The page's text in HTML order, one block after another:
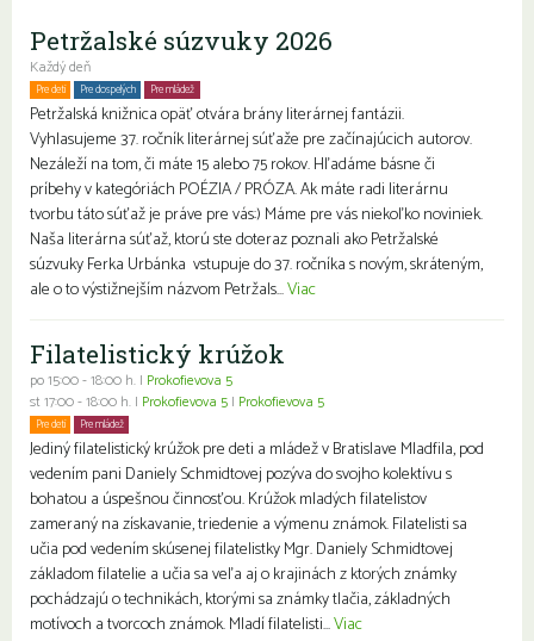
Petržalské súzvuky 2026
Každý deň
Pre deti Pre dospelých Pre mládež
Petržalská knižnica opäť otvára brány literárnej fantázii.
Vyhlasujeme 37. ročník literárnej súťaže pre začínajúcich autorov.
Nezáleží na tom, či máte 15 alebo 75 rokov. Hľadáme básne či
príbehy v kategóriách POÉZIA / PRÓZA. Ak máte radi literárnu
tvorbu táto súťaž je práve pre vás:) Máme pre vás niekoľko noviniek.
Naša literárna súťaž, ktorú ste doteraz poznali ako Petržalské
súzvuky Ferka Urbánka vstupuje do 37. ročníka s novým, skráteným,
ale o to výstižnejším názvom Petržals...Viac
Filatelistický krúžok
po 15:00 - 18:00 h. | Prokofievova 5
st 17:00 - 18:00 h. | Prokofievova 5 | Prokofievova 5
Pre deti Pre mládež
Jediný filatelistický krúžok pre deti a mládež v Bratislave Mladfila, pod
vedením pani Daniely Schmidtovej pozýva do svojho kolektívu s
bohatou a úspešnou činnosťou. Krúžok mladých filatelistov
zameraný na získavanie, triedenie a výmenu známok. Filatelisti sa
učia pod vedením skúsenej filatelistky Mgr. Daniely Schmidtovej
základom filatelie a učia sa veľa aj o krajinách z ktorých známky
pochádzajú o technikách, ktorými sa známky tlačia, základných
motívoch a tvorcoch známok. Mladí filatelisti...Viac